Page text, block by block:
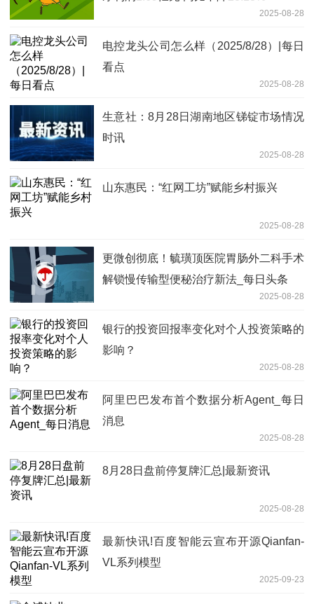
2025-08-28
电控龙头公司怎么样（2025/8/28）|每日
看点
2025-08-28
生意社：8月28日湖南地区锑锭市场情况
时讯
2025-08-28
山东惠民：“红网工坊”赋能乡村振兴
2025-08-28
更微创彻底！毓璜顶医院胃肠外二科手术
解锁慢传输型便秘治疗新法_每日头条
2025-08-28
银行的投资回报率变化对个人投资策略的
影响？
2025-08-28
阿里巴巴发布首个数据分析Agent_每日
消息
2025-08-28
8月28日盘前停复牌汇总|最新资讯
2025-08-28
最新快讯!百度智能云宣布开源Qianfan-
VL系列模型
2025-09-23